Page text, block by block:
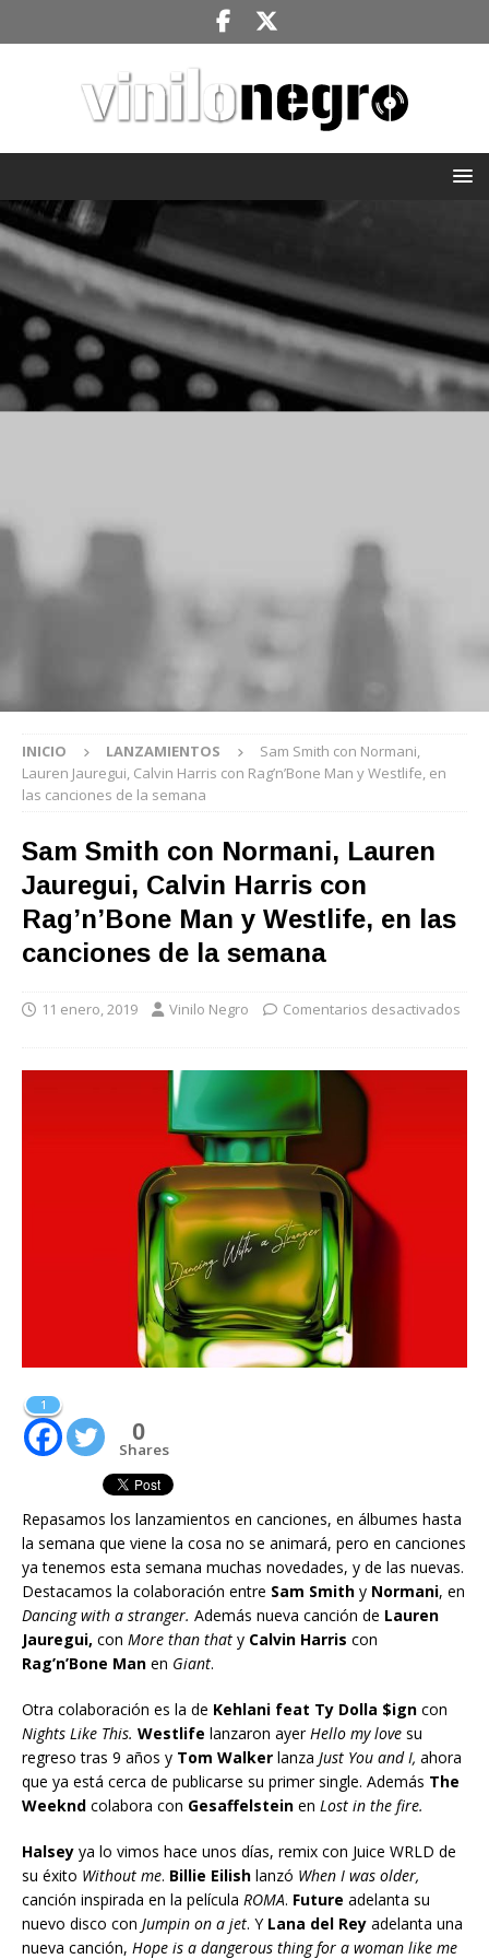
INICIO LANZAMIENTOS
Sam Smith con Normani,
Lauren Jauregui, Calvin Harris con Rag’n’Bone Man y Westlife, en
las canciones de la semana
Sam Smith con Normani, Lauren
Jauregui, Calvin Harris con
Rag’n’Bone Man y Westlife, en las
canciones de la semana
11 enero, 2019 Vinilo Negro Comentarios desactivados
1
0
Shares
Repasamos los lanzamientos en canciones, en álbumes hasta
la semana que viene la cosa no se animará, pero en canciones
ya tenemos esta semana muchas novedades, y de las nuevas.
Destacamos la colaboración entre Sam Smith y Normani, en
Dancing with a stranger. Además nueva canción de Lauren
Jauregui, con More than that y Calvin Harris con
Rag’n’Bone Man en Giant.
Otra colaboración es la de Kehlani feat Ty Dolla $ign con
Nights Like This. Westlife lanzaron ayer Hello my love su
regreso tras 9 años y Tom Walker lanza Just You and I, ahora
que ya está cerca de publicarse su primer single. Además The
Weeknd colabora con Gesaffelstein en Lost in the fire.
Halsey ya lo vimos hace unos días, remix con Juice WRLD de
su éxito Without me. Billie Eilish lanzó When I was older,
canción inspirada en la película ROMA. Future adelanta su
nuevo disco con Jumpin on a jet. Y Lana del Rey adelanta una
nueva canción, Hope is a dangerous thing for a woman like me